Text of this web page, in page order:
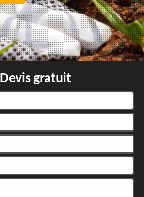
Devis gratuit